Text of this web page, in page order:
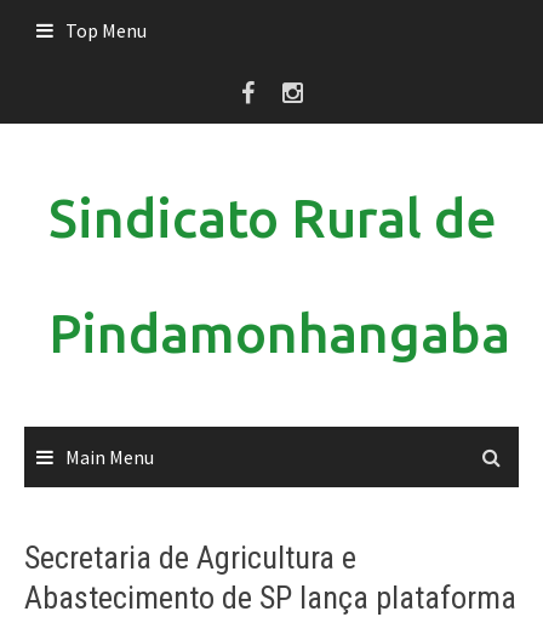
Top Menu
Sindicato Rural de
Pindamonhangaba
Main Menu
Secretaria de Agricultura e
Abastecimento de SP lança plataforma